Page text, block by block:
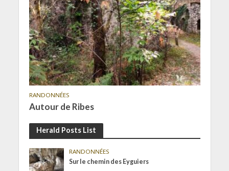
RANDONNÉES
Autour de Ribes
Herald Posts List
RANDONNÉES
Sur le chemin des Eyguiers